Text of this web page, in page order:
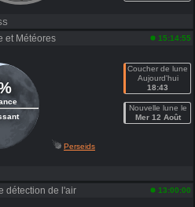
et Météores 15:14:55
Coucher de lune
Aujourd'hui
18:43
Nouvelle lune le
Mer 12 Août
Perseids
détection de l'air 13:00:00